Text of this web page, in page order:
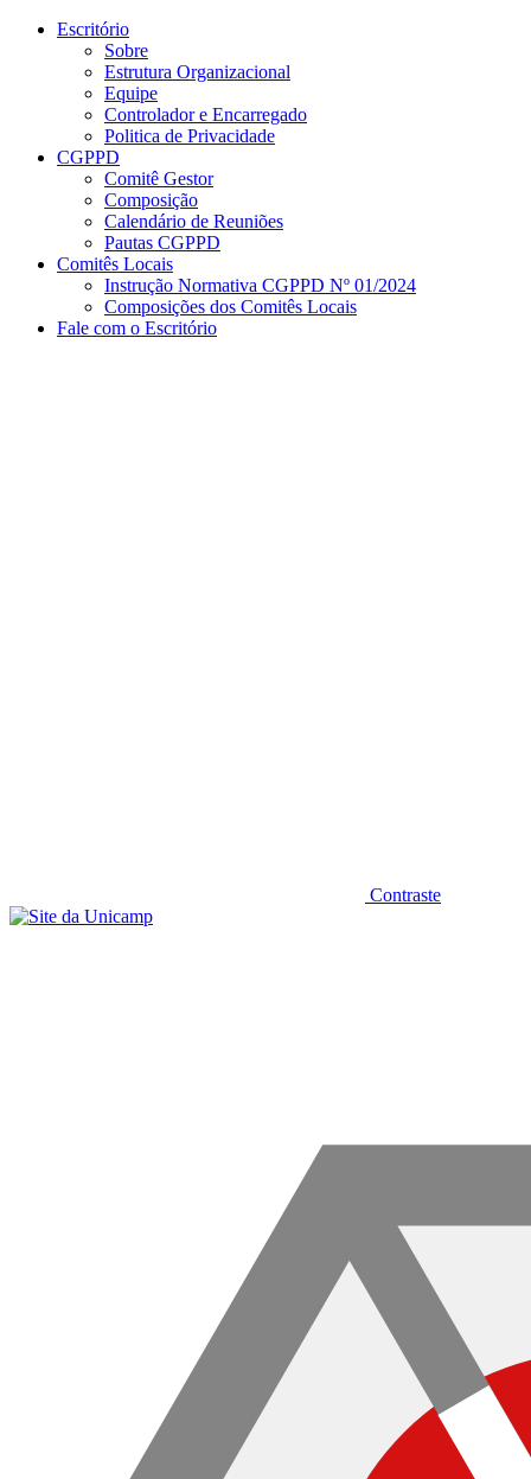
Conteúdo principal
Escritório
Sobre
Estrutura Organizacional
Equipe
Controlador e Encarregado
Politica de Privacidade
CGPPD
Comitê Gestor
Composição
Calendário de Reuniões
Pautas CGPPD
Comitês Locais
Instrução Normativa CGPPD Nº 01/2024
Composições dos Comitês Locais
Fale com o Escritório
Contraste